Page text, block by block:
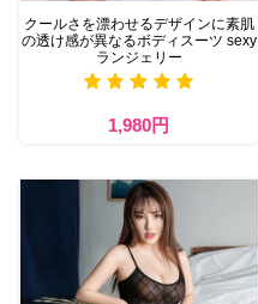
クールさを漂わせるデザインに素肌
の透け感が異なるボディスーツ sexy
ランジェリー
1,980円